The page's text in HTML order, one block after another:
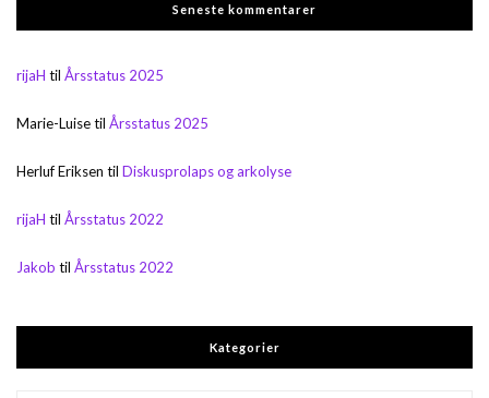
Seneste kommentarer
rijaH til Årsstatus 2025
Marie-Luisetil Årsstatus 2025
Herluf Eriksen til Diskusprolaps og arkolyse
rijaH til Årsstatus 2022
Jakob til Årsstatus 2022
Kategorier